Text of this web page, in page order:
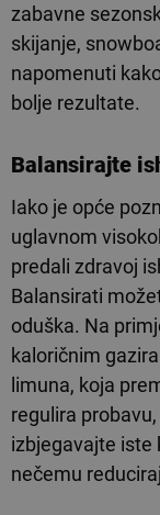
zabavne
skijanje,
napomenuti
bolje rezultate.
Balansirajte
Iako je opće
uglavnom
predali zdravoj
Balansirati
oduška. Na
kaloričnim
limuna, koja
regulira
izbjegavajte iste
nečemu